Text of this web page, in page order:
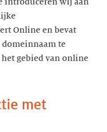
introduceren wij aan
Online en bevat
domeinnaam te
gebied van online
met